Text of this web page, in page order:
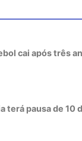
cai após três
terá pausa de